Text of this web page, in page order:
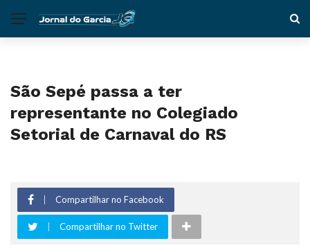
São Sepé passa a ter
representante no Colegiado
Setorial de Carnaval do RS
Compartilhar no Facebook
Compartilhar no Twitter